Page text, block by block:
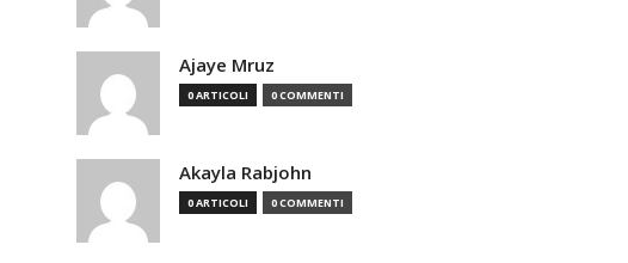
Ajaye Mruz
0 ARTICOLI 0 COMMENTI
Akayla Rabjohn
0 ARTICOLI 0 COMMENTI